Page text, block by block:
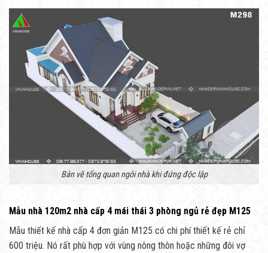
Bản vẽ tổng quan ngôi nhà khi đứng độc lập
Mẫu nhà 120m2 nhà cấp 4 mái thái 3 phòng ngủ rẻ đẹp M125
Mẫu thiết kế nhà cấp 4 đơn giản M125 có chi phí thiết kế rẻ chỉ
600 triệu. Nó rất phù hợp với vùng nông thôn hoặc những đôi vợ